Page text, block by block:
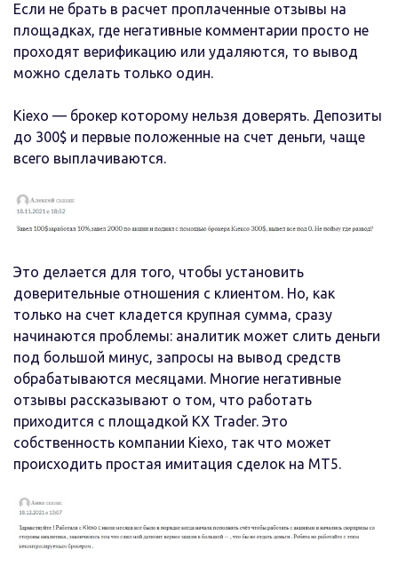
Если не брать в расчет проплаченные отзывы на
площадках, где негативные комментарии просто не
проходят верификацию или удаляются, то вывод
можно сделать только один.
Kiexo — брокер которому нельзя доверять. Депозиты
до 300$ и первые положенные на счет деньги, чаще
всего выплачиваются.
Это делается для того, чтобы установить
доверительные отношения с клиентом. Но, как
только на счет кладется крупная сумма, сразу
начинаются проблемы: аналитик может слить деньги
под большой минус, запросы на вывод средств
обрабатываются месяцами. Многие негативные
отзывы рассказывают о том, что работать
приходится с площадкой KX Trader. Это
собственность компании Kiexo, так что может
происходить простая имитация сделок на MT5.